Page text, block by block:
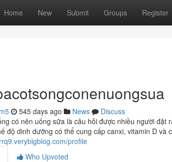
Home New Submit Groups Register
545 days ago News
Discuss
có nên uống sữa là câu hỏi được nhiều người
độ dinh dưỡng có thể cung cấp canxi, vitamin D và
profile
Who Upvoted